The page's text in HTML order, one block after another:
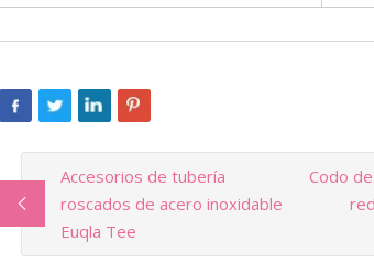
Accesorios de tubería
roscados de acero inoxidable
Euqla Tee
Codo